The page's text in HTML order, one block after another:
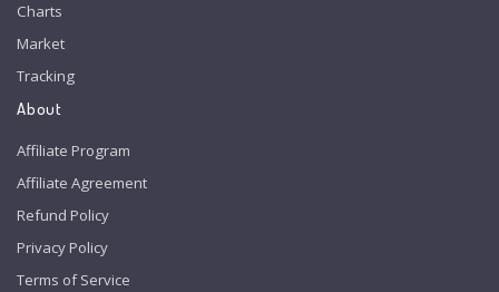
Charts
Market
Tracking
About
Affiliate Program
Affiliate Agreement
Refund Policy
Privacy Policy
Terms of Service